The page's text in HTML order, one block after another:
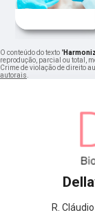
O conteúdo do texto "
reprodução, parcial ou total,
Crime de violação de direito
autorais.
R.